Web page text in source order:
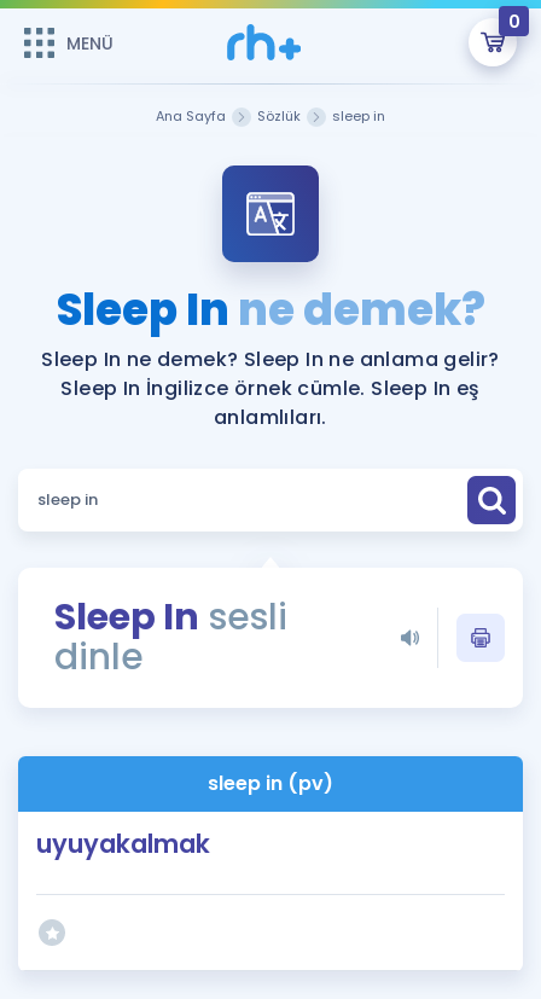
MENÜ
0
ÜYE DEĞİLİM
Sepetin Şu An Boş.
Remzi Hoca ile seni sınava hazırlayacak onlarca eğitim seni
bekliyor!
MENÜ
Katılımcı Görüşleri
Faydalı Araçlar
Sözlük
Rehberlik Aracı
ÖSYM Sınav Takvimi
İngilizce Gramer
Hakkımızda
Ana Sayfa Sözlük sleep in
Sleep In ne demek?
Sleep In ne demek? Sleep In ne anlama gelir?
Sleep In İngilizce örnek cümle. Sleep In eş
anlamlıları.
Sleep In sesli
dinle
sleep in (pv)
uyuyakalmak